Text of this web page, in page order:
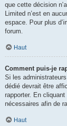
que cette décision
Limited n’est en
espace. Pour plus
forum.
Haut
Comment puis-je
Si les
dédié devrait être
rapporter. En
nécessaires afin de
Haut